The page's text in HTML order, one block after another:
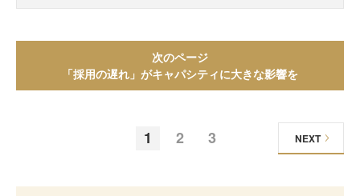
次のページ
「採用の遅れ」がキャパシティに大きな影響を
1 2 3 NEXT